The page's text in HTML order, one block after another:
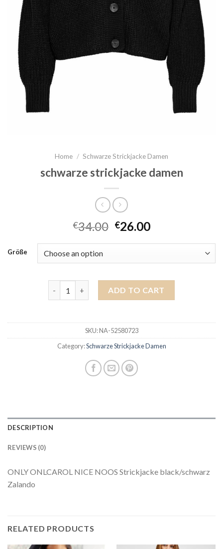
Home / Schwarze Strickjacke Damen
schwarze strickjacke damen
€34.00 €26.00
Größe
ADD TO CART
SKU:NA-52580723
Category:Schwarze Strickjacke Damen
DESCRIPTION
REVIEWS (0)
ONLY ONLCAROL NICE NOOS Strickjacke black/schwarz
Zalando
RELATED PRODUCTS